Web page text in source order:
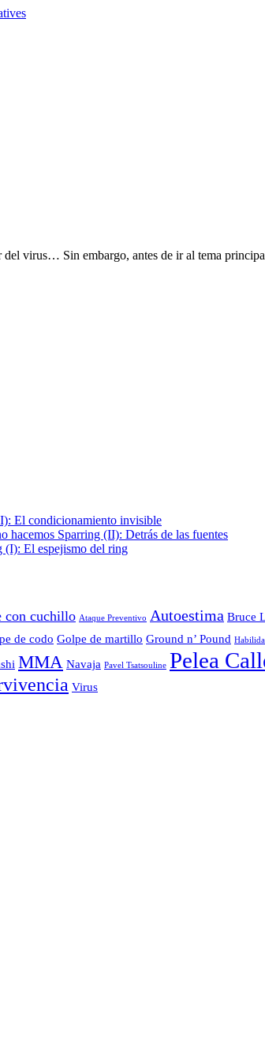
virus… Sin embargo, antes de ir al tema
El condicionamiento invisible
hacemos Sparring (II): Detrás de las fuentes
(I): El espejismo del ring
con cuchillo Ataque Preventivo Autoestima Bruce
de codo Golpe de martillo Ground n’ Pound
MMA Navaja Pavel Tsatsouline Pelea
Virus